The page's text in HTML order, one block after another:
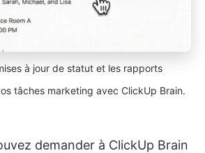
à jour de statut et les rapports
tâches marketing avec ClickUp Brain.
demander à ClickUp Brain